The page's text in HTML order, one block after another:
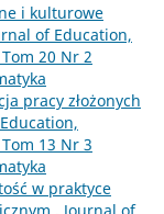
i kulturowe
of Education,
20 Nr 2
pracy złożonych
13 Nr 3
w praktyce